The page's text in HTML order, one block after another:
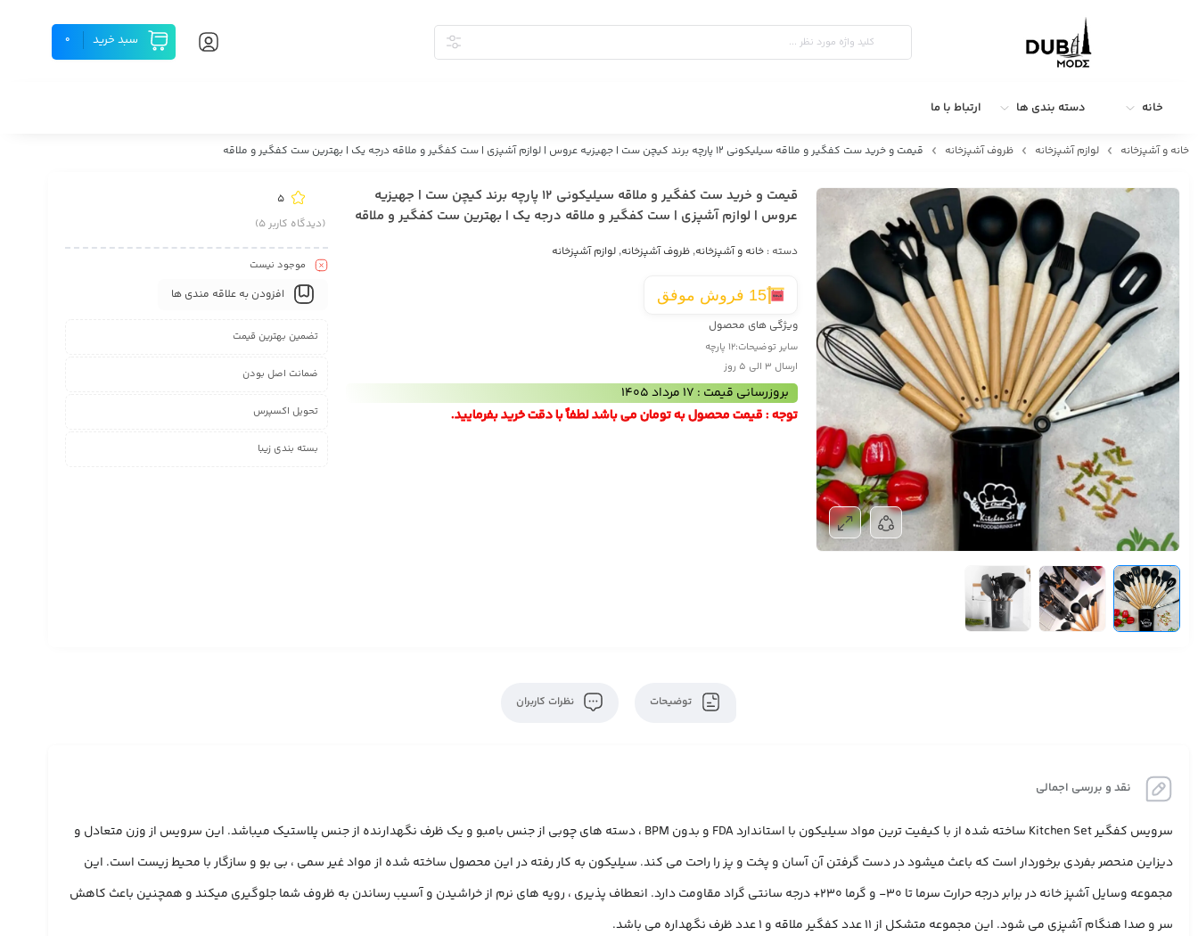
سبد خرید 0
خانه دسته بندی ها ارتباط با ما
خانه و آشپزخانه لوازم آشپزخانه ظروف آشپزخانه قیمت و خرید ست کفگیر و ملاقه سیلیکونی 12 پارچه برند کیچن ست | جهیزیه عروس | لوازم آشپزی | ست کفگیر و ملاقه درجه یک | بهترین ست کفگیر و ملاقه
قیمت و خرید ست کفگیر و ملاقه سیلیکونی 12 پارچه برند کیچن ست | جهیزیه
عروس | لوازم آشپزی | ست کفگیر و ملاقه درجه یک | بهترین ست کفگیر و ملاقه
دسته :خانه و آشپزخانه,ظروف آشپزخانه,لوازم آشپزخانه
15 فروش موفق
ویژگی های محصول
سایر توضیحات:12 پارچه
ارسال 3 الی 5 روز
بروزرسانی قیمت : 17 مرداد 1405
توجه : قیمت محصول به تومان می باشد لطفاً با دقت خرید بفرمایید.
5
(دیدگاه کاربر5
)
موجود نیست
افزودن به علاقه مندی ها
تضمین بهترین قیمت
ضمانت اصل بودن
تحویل اکسپرس
بسته بندی زیبا
توضیحات نظرات کاربران
نقد و بررسی اجمالی
سرویس کفگیر Kitchen Set ساخته شده از با کیفیت ترین مواد سیلیکون با استاندارد FDA و بدون BPM ، دسته های چوبی از جنس بامبو و یک ظرف نگهدارنده از جنس پلاستیک میباشد. این سرویس از وزن متعادل و
دیزاین منحصر بفردی برخوردار است که باعث میشود در دست گرفتن آن آسان و پخت و پز را راحت می کند. سیلیکون به کار رفته در این محصول ساخته شده از مواد غیر سمی ، بی بو و سازگار با محیط زیست است. این
مجموعه وسایل آشپز خانه در برابر درجه حرارت سرما تا 30- و گرما 230+ درجه سانتی گراد مقاومت دارد. انعطاف پذیری ، رویه های نرم از خراشیدن و آسیب رساندن به ظروف شما جلوگیری میکند و همچنین باعث کاهش
سر و صدا هنگام آشپزی می شود. این مجموعه متشکل از 11 عدد کفگیر ملاقه و 1 عدد ظرف نگهداره می باشد.